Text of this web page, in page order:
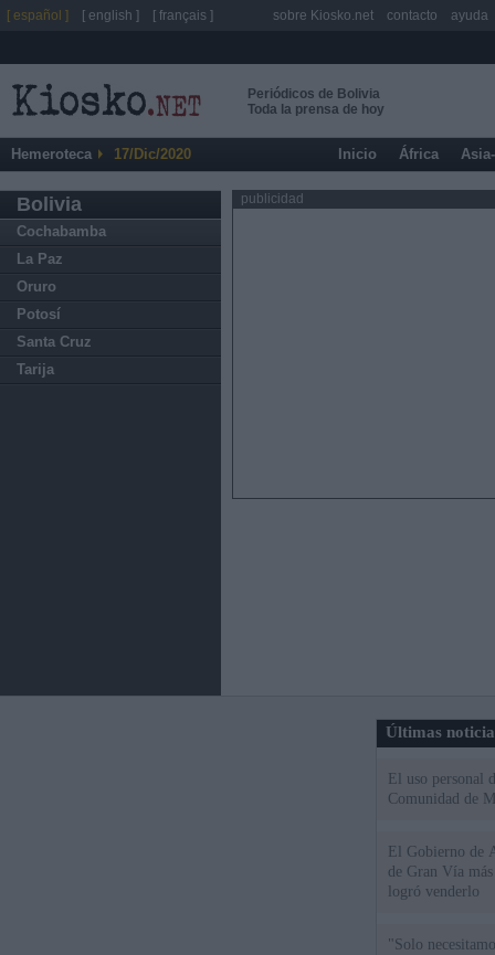
Periódicos de Bolivia
Toda la prensa de hoy
Hemeroteca 17/Dic/2020 Inicio África
Bolivia
Cochabamba
La Paz
Oruro
Potosí
Santa Cruz
Tarija
publicidad
Últimas
El uso personal
Comunidad de
El Gobierno de
de Gran Vía
logró venderlo
"Solo
[ español ] [ english ] [ français ] sobre Kiosko.net contacto ayuda